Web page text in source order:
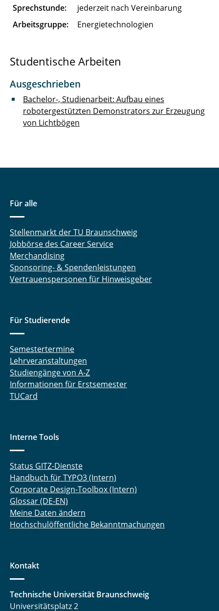
Garn Till
Göhrmann Mats
Gorkow Nelly
Graber Benedikt
Gromova Polina
Hinz Marius
Holdorf Merit
Jackmann Cedric
Jelden Timo
Jennert Torben
König Peer
Landrath Oliver
Langemann Robin
Meinert Michel
Nebelsiek Marvin
Niehs Eike
Pöschl Sofie
Reuter Kira
Sprechstunde:
jederzeit nach Vereinbarung
Arbeitsgruppe:
Energietechnologien
Studentische Arbeiten
Ausgeschrieben
Bachelor-, Studienarbeit: Aufbau eines
robotergestützten Demonstrators zur Erzeugung
von Lichtbögen
Für alle
Stellenmarkt der TU Braunschweig
Jobbörse des Career Service
Merchandising
Sponsoring- & Spendenleistungen
Vertrauenspersonen für Hinweisgeber
Für Studierende
Semestertermine
Lehrveranstaltungen
Studiengänge von A-Z
Informationen für Erstsemester
TUCard
Interne Tools
Status GITZ-Dienste
Handbuch für TYPO3 (Intern)
Corporate Design-Toolbox (Intern)
Glossar (DE-EN)
Meine Daten ändern
Hochschulöffentliche Bekanntmachungen
Kontakt
Technische Universität Braunschweig
Universitätsplatz 2